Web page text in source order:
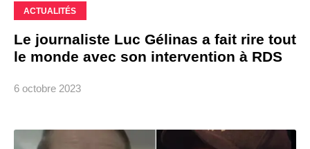
ACTUALITÉS
Le journaliste Luc Gélinas a fait rire tout
le monde avec son intervention à RDS
6 octobre 2023